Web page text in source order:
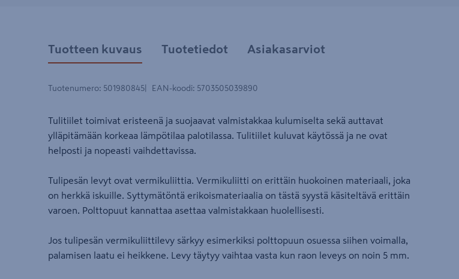
Tuotteen kuvaus Tuotetiedot Asiakasarviot
Tuotenumero: 501980845 EAN-koodi: 5703505039890
Tulitiilet toimivat eristeenä ja suojaavat valmistakkaa kulumiselta sekä auttavat
ylläpitämään korkeaa lämpötilaa palotilassa. Tulitiilet kuluvat käytössä ja ne ovat
helposti ja nopeasti vaihdettavissa.
Tulipesän levyt ovat vermikuliittia. Vermikuliitti on erittäin huokoinen materiaali, joka
on herkkä iskuille. Syttymätöntä erikoismateriaalia on tästä syystä käsiteltävä erittäin
varoen. Polttopuut kannattaa asettaa valmistakkaan huolellisesti.
Jos tulipesän vermikuliittilevy särkyy esimerkiksi polttopuun osuessa siihen voimalla,
palamisen laatu ei heikkene. Levy täytyy vaihtaa vasta kun raon leveys on noin 5 mm.